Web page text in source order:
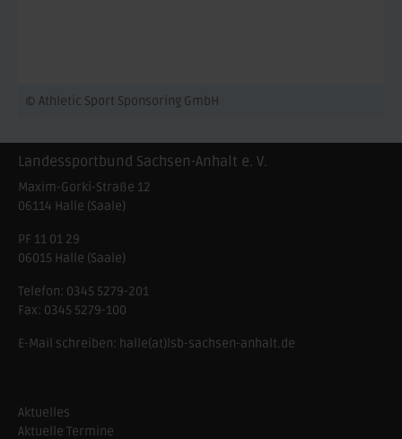
© Athletic Sport Sponsoring GmbH
Landessportbund Sachsen-Anhalt e. V.
Maxim-Gorki-Straße 12
06114 Halle (Saale)
PF 11 01 29
06015 Halle (Saale)
Telefon: 0345 5279-201
Fax: 0345 5279-100
E-Mail schreiben: halle(at)lsb-sachsen-anhalt.de
Aktuelles
Aktuelle Termine